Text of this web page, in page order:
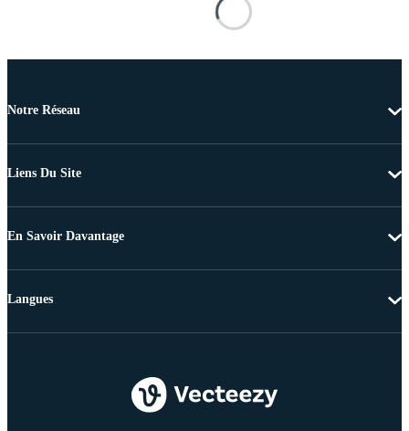
Notre Réseau
Liens Du Site
En Savoir Davantage
Langues